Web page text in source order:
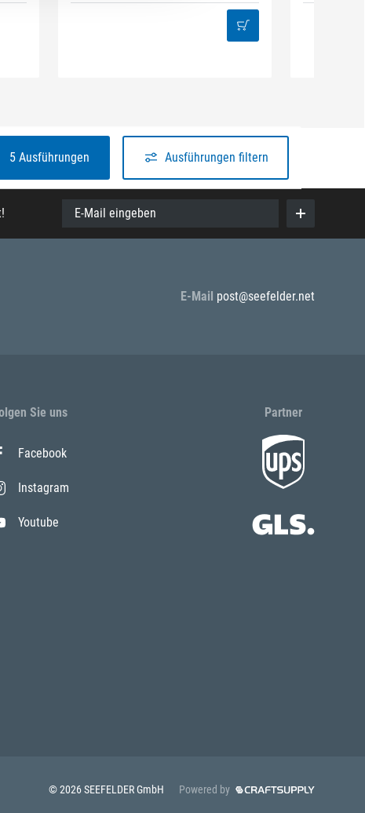
5 Ausführungen Ausführungen filtern
E-Mail eingeben
E-Mail post@seefelder.net
Sie uns
Facebook
Instagram
Youtube
Partner
© 2026 SEEFELDER GmbH Powered by